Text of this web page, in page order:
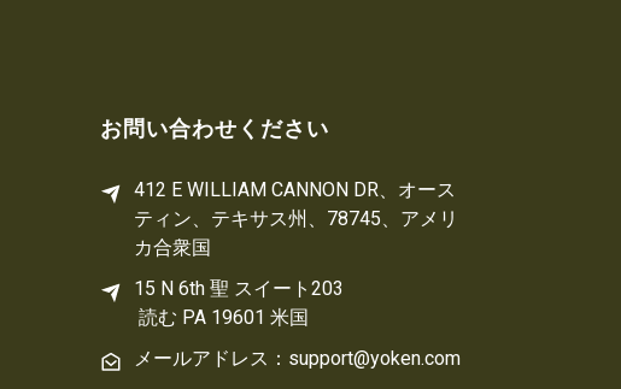
お問い合わせください
412 E WILLIAM CANNON DR、オース
ティン、テキサス州、78745、アメリ
カ合衆国
15 N 6th 聖 スイート203
読む PA 19601 米国
メールアドレス：support@yoken.com